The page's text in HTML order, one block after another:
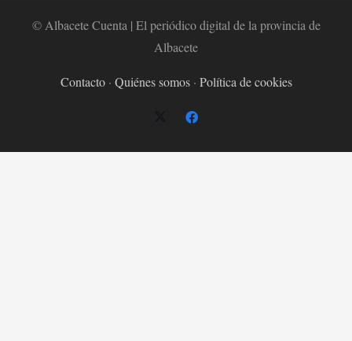
© Albacete Cuenta | El periódico digital de la provincia de
Albacete
Contacto· Quiénes somos· Política de cookies